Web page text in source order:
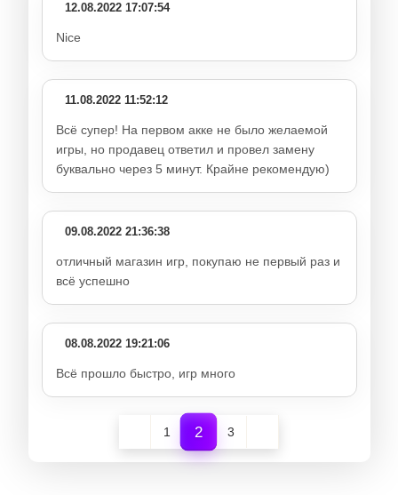
12.08.2022 17:07:54
Nice
11.08.2022 11:52:12
Всё супер! На первом акке не было желаемой
игры, но продавец ответил и провел замену
буквально через 5 минут. Крайне рекомендую)
09.08.2022 21:36:38
отличный магазин игр, покупаю не первый раз и
всё успешно
08.08.2022 19:21:06
Всё прошло быстро, игр много
1 2 3